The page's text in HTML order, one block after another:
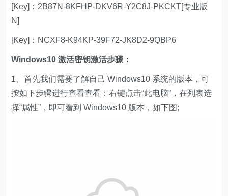
[Key]：2B87N-8KFHP-DKV6R-Y2C8J-PKCKT[专业版
N]
[Key]：NCXF8-K94KP-39F72-JK8D2-9QBP6
Windows10 激活密钥激活步骤：
1、首先我们需要了解自己 Windows10 系统的版本，可
按如下步骤进行查看查看：右键点击“此电脑”，在列表选
择“属性”，即可看到 Windows10 版本，如下图;